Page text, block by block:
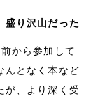
盛り沢山だった
から参加して
んとなく本など
が、より深く受